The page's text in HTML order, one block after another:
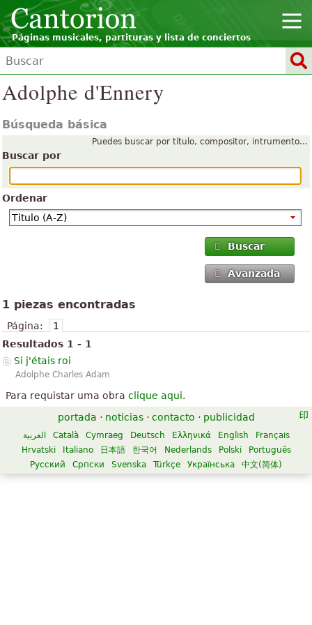
Páginas musicales, partituras y lista de conciertos
Adolphe d'Ennery
Búsqueda básica
Puedes buscar por título, compositor, intrumento...
Buscar por
Ordenar
Buscar
Avanzada
1 piezas encontradas
Página:
1
Resultados 1 - 1
Si j'étais roi
Adolphe Charles Adam
Para requistar uma obra clique aqui.
portada · noticias · contacto · publicidad
العربية Català Cymraeg Deutsch Ελληνικά English
Français
Hrvatski
Italiano 日本語 한국어 Nederlands Polski
Português
Русский
Српски Svenska Türkçe Українська 中文(简体)